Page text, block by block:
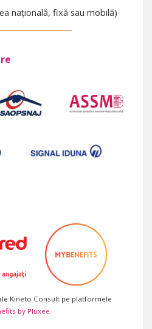
națională, fixă sau mobilă)
Kineto Consult pe platformele
by Pluxee.